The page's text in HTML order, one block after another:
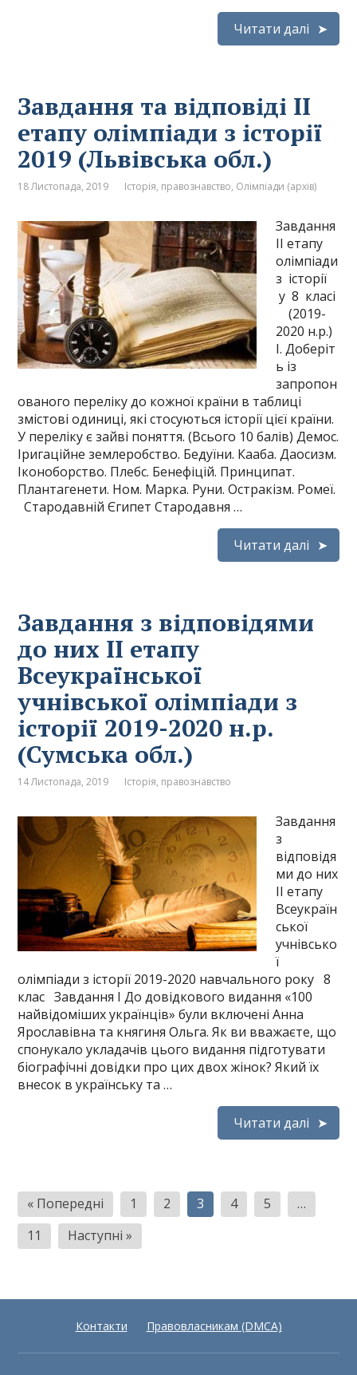
Читати далі
Завдання та відповіді ІІ
етапу олімпіади з історії
2019 (Львівська обл.)
18 Листопада, 2019 Історія, правознавство, Олімпіади (архів)
Завдання
ІІ етапу
олімпіади
з історії
у 8 класі
(2019-
2020 н.р.)
І. Доберіт
ь із
запропон
ованого переліку до кожної країни в таблиці
змістові одиниці, які стосуються історії цієї країни.
У переліку є зайві поняття. (Всього 10 балів) Демос.
Іригаційне землеробство. Бедуїни. Кааба. Даосизм.
Іконоборство. Плебс. Бенефіцій. Принципат.
Плантагенети. Ном. Марка. Руни. Остракізм. Ромеї.
Стародавній Єгипет Стародавня …
Читати далі
Завдання з відповідями
до них ІІ етапу
Всеукраїнської
учнівської олімпіади з
історії 2019-2020 н.р.
(Сумська обл.)
14 Листопада, 2019 Історія, правознавство
Завдання
з
відповідя
ми до них
ІІ етапу
Всеукраїн
ської
учнівсько
ї
олімпіади з історії 2019-2020 навчального року 8
клас Завдання І До довідкового видання «100
найвідоміших українців» були включені Анна
Ярославівна та княгиня Ольга. Як ви вважаєте, що
спонукало укладачів цього видання підготувати
біографічні довідки про цих двох жінок? Який їх
внесок в українську та …
Читати далі
Пагінація
записів
« Попередні 1 2 3 4 5
…
11
Наступні »
Контакти Правовласникам (DMCA)